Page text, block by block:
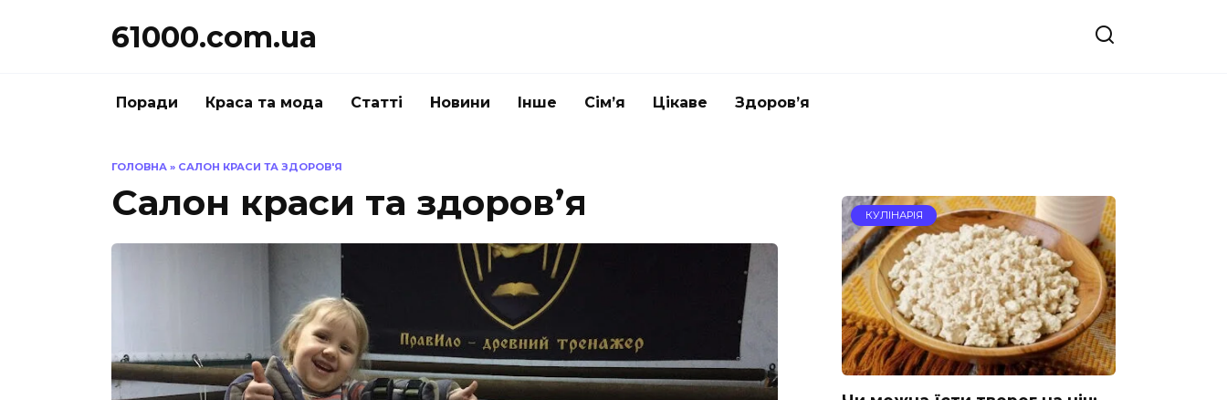
61000.com.ua
Поради Краса та мода Статті Новини Інше Сім’я Цікаве Здоров’я
ГОЛОВНА » САЛОН КРАСИ ТА ЗДОРОВ'Я
Салон краси та здоров’я КУЛІНАРІЯ